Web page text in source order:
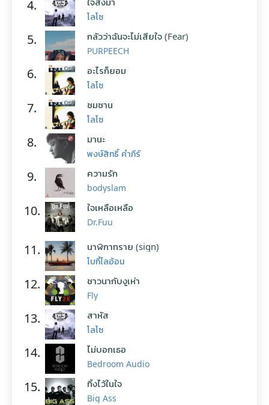
4.
โลโซ
5. กลัวว่าฉันจะไม่เสียใจ (Fear)
PURPEECH
6. อะไรก็ยอม
โลโซ
7. ซมซาน
โลโซ
8. มานะ
พงษ์สิทธิ์ คำภีร์
9. ความรัก
bodyslam
10. ใจเหลือเหลือ
Dr.Fuu
11. นาฬิกาทราย (sign)
โบกี้ไลอ้อน
12. ชาวนากับงูเห่า
Fly
13. สาหัส
โลโซ
14. ไม่บอกเธอ
Bedroom Audio
15. ทิ้งไว้ในใจ
Big Ass